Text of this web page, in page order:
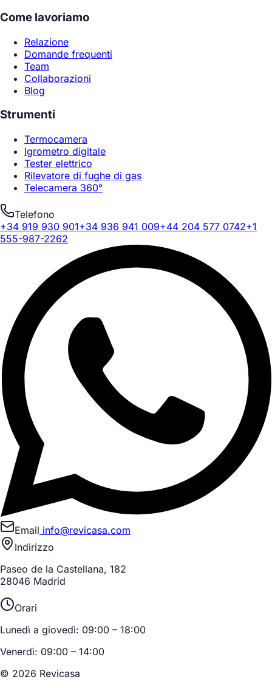
Come lavoriamo
Relazione
Domande frequenti
Team
Collaborazioni
Blog
Strumenti
Termocamera
Igrometro digitale
Tester elettrico
Rilevatore di fughe di gas
Telecamera 360°
Telefono
+34 919 930 901+34 936 941 009+44 204 577 0742+1
555-987-2262
Email info@revicasa.com
Indirizzo
Paseo de la Castellana, 182
28046 Madrid
Orari
Lunedì a giovedì: 09:00 – 18:00
Venerdì: 09:00 – 14:00
© 2026 Revicasa